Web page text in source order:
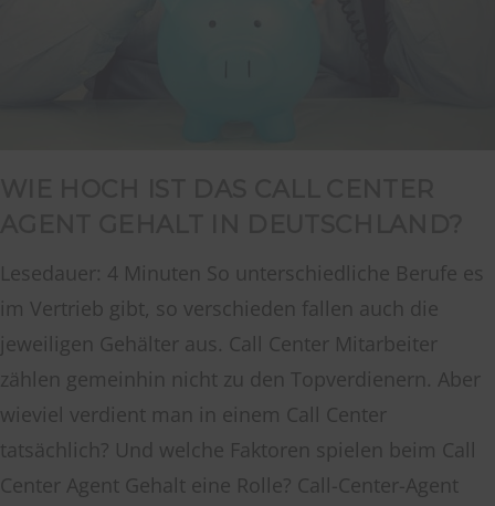
Lesedauer: 4 Minuten So unterschiedliche Berufe es
im Vertrieb gibt, so verschieden fallen auch die
jeweiligen Gehälter aus. Call Center Mitarbeiter
zählen gemeinhin nicht zu den Topverdienern. Aber
wieviel verdient man in einem Call Center
tatsächlich? Und welche Faktoren spielen beim Call
Center Agent Gehalt eine Rolle? Call-Center-Agent